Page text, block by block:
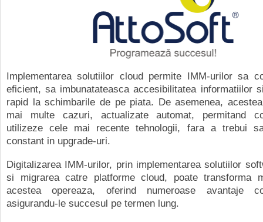
Implementarea solutiilor cloud permite IMM-urilor sa
eficient, sa imbunatateasca accesibilitatea informatiilor
rapid la schimbarile de pe piata. De asemenea,
mai multe cazuri, actualizate automat, permitand
utilizeze cele mai recente tehnologii, fara a trebui
constant in upgrade-uri.
Digitalizarea IMM-urilor, prin implementarea solutiilor
si migrarea catre platforme cloud, poate transforma
acestea opereaza, oferind numeroase avantaje
asigurandu-le succesul pe termen lung.